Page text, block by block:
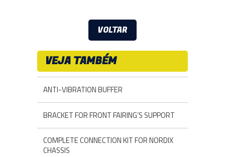
VOLTAR
VEJA TAMBÉM
ANTI-VIBRATION BUFFER
BRACKET FOR FRONT FAIRING’S SUPPORT
COMPLETE CONNECTION KIT FOR NORDIX
CHASSIS